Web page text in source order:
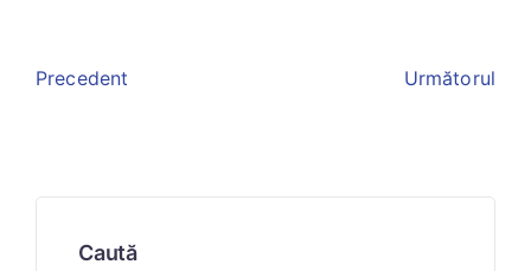
Precedent Următorul
Caută